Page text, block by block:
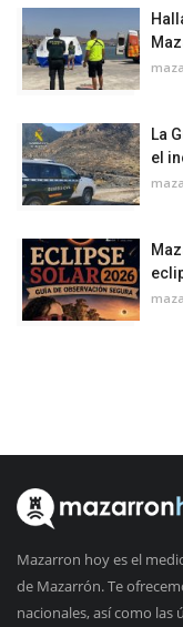
La
el
Mazarron hoy es el
de Mazarrón. Te
nacionales, así como las